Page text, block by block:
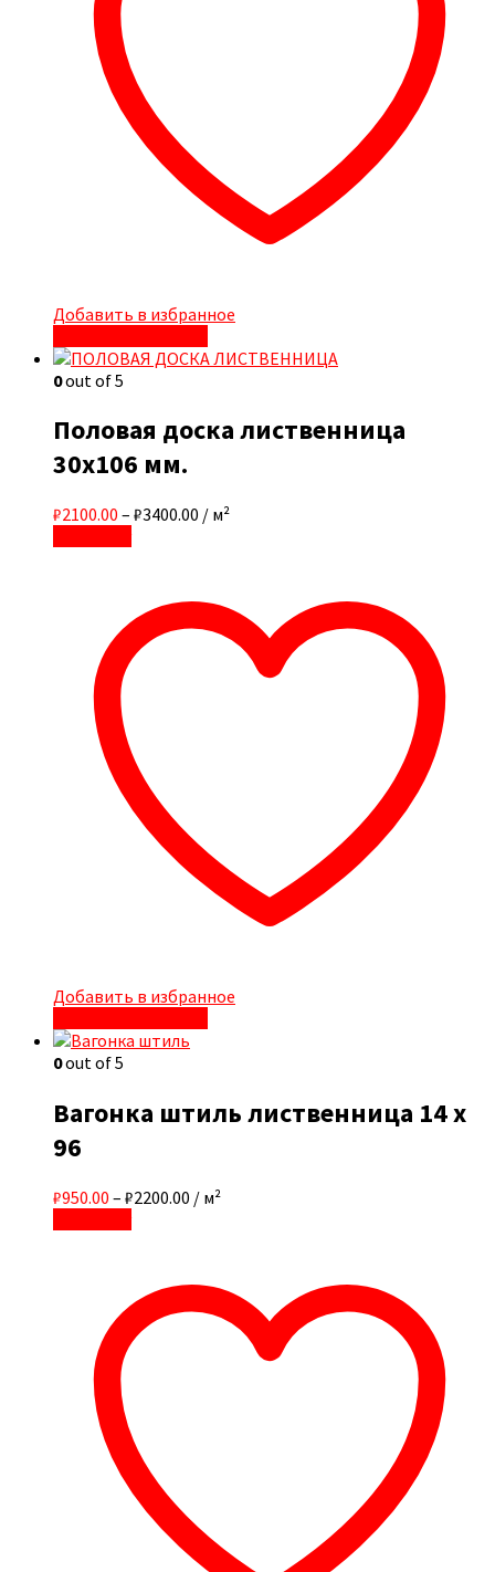
Добавить в избранное
0out of 5
Половая доска лиственница
30х106 мм.
₽2100.00 – ₽3400.00 / м²
Добавить в избранное
0out of 5
Вагонка штиль лиственница 14 x
96
₽950.00 – ₽2200.00 / м²